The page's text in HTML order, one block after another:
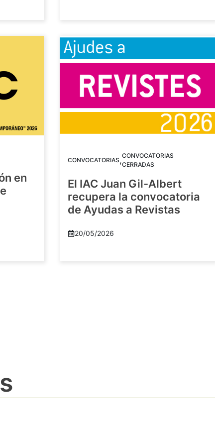
en
CONVOCATORIAS,CONVOCATORIAS
CERRADAS
El IAC Juan Gil-Albert
recupera la convocatoria
de Ayudas a Revistas
20/05/2026